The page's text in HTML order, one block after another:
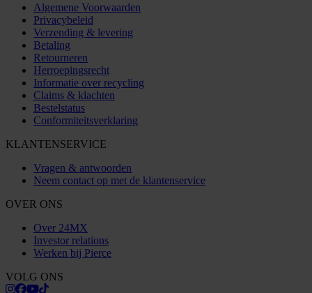
Algemene Voorwaarden
Privacybeleid
Verzending & levering
Betaling
Retourneren
Herroepingsrecht
Informatie over recycling
Claims & klachten
Bestelstatus
Conformiteitsverklaring
KLANTENSERVICE
Vragen & antwoorden
Neem contact op met de klantenservice
OVER ONS
Over 24MX
Investor relations
Werken bij Pierce
VOLG ONS